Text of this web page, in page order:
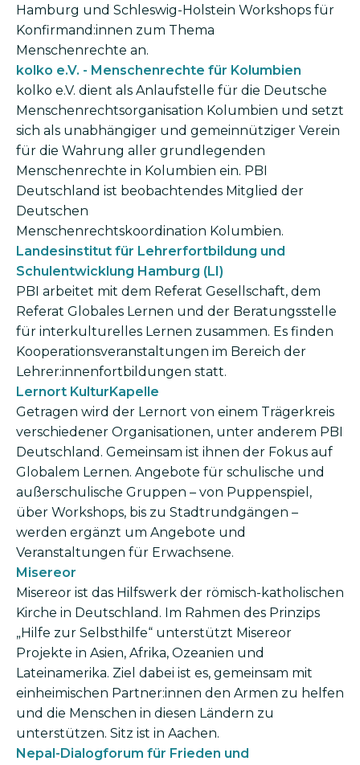
Hamburg und Schleswig-Holstein Workshops für
Konfirmand:innen zum Thema
Menschenrechte an.
kolko e.V. - Menschenrechte für Kolumbien
kolko e.V. dient als Anlaufstelle für die Deutsche
Menschenrechts­organisation Kolumbien und setzt
sich als unabhängiger und gemeinnütziger Verein
für die Wahrung aller grundlegenden
Menschenrechte in Kolumbien ein. PBI
Deutschland ist beobachtendes Mitglied der
Deutschen
Menschenrechtskoordination Kolumbien.
Landesinstitut für Lehrerfortbildung und
Schulentwicklung Hamburg (LI)
PBI arbeitet mit dem Referat Gesellschaft, dem
Referat Globales Lernen und der Beratungsstelle
für interkulturelles Lernen zusammen. Es finden
Kooperationsveranstaltungen im Bereich der
Lehrer:innen­fortbildungen statt.
Lernort KulturKapelle
Getragen wird der Lernort von einem Trägerkreis
verschiedener Organisationen, unter anderem PBI
Deutschland. Gemeinsam ist ihnen der Fokus auf
Globalem Lernen. Angebote für schulische und
außerschulische Gruppen – von Puppenspiel,
über Workshops, bis zu Stadtrundgängen –
werden ergänzt um Angebote und
Veranstaltungen für Erwachsene.
Misereor
Misereor ist das Hilfswerk der römisch-katholischen
Kirche in Deutschland. Im Rahmen des Prinzips
„Hilfe zur Selbsthilfe“ unterstützt Misereor
Projekte in Asien, Afrika, Ozeanien und
Lateinamerika. Ziel dabei ist es, gemeinsam mit
einheimischen Partner:innen den Armen zu helfen
und die Menschen in diesen Ländern zu
unterstützen. Sitz ist in Aachen.
Nepal-Dialogforum für Frieden und